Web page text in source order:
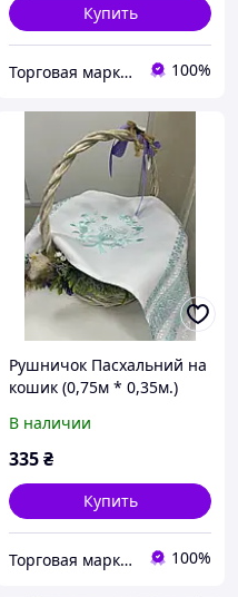
Купить
Торговая марка "Світ вишивки" Рівненський виробник вишитих виробів 100%
Рушничок Пасхальний на
кошик (0,75м * 0,35м.)
В наличии
335₴
Купить
Торговая марка "Світ вишивки" Рівненський виробник вишитих виробів 100%